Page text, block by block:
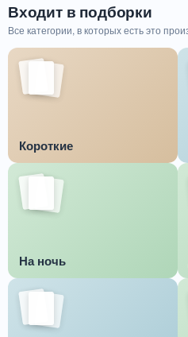
Входит в подборки
Все категории, в которых есть это
Короткие
На ночь